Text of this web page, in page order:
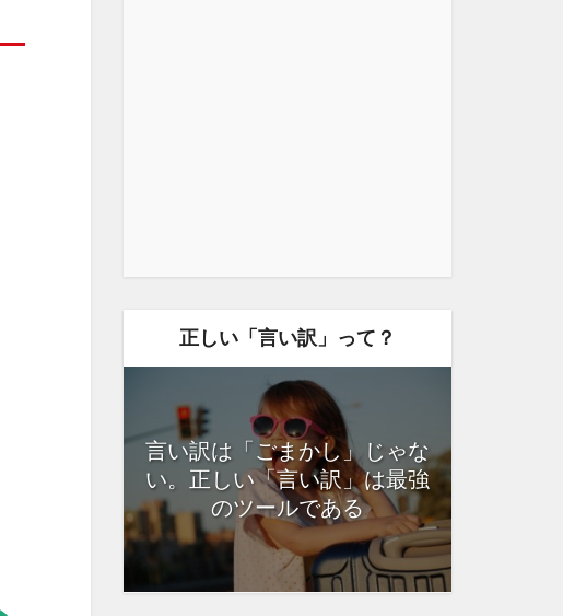
正しい「言い訳」って？
言い訳は「ごまかし」じゃな
い。正しい「言い訳」は最強
のツールである